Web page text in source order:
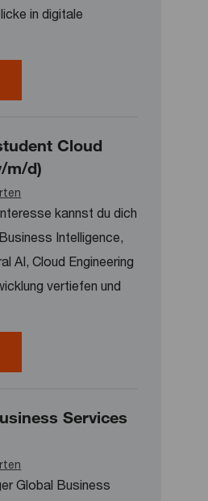
in digitale
Business Development
Cloud
m/d)
kannst du dich
Intelligence,
AI, Cloud Engineering
vertiefen und
/ Werkstudent Cloud
Services
Global Business